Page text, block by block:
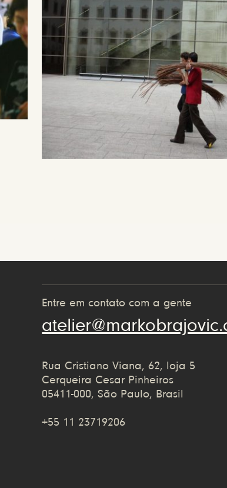
Entre em contato com a gente
Rua Cristiano Viana, 62, loja 5
Cerqueira Cesar Pinheiros
05411-000, São Paulo, Brasil
+55 11 23719206